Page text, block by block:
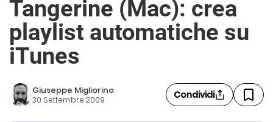
Tangerine (Mac): crea
playlist automatiche su
iTunes
Giuseppe Migliorino
30 Settembre 2009 Condividi